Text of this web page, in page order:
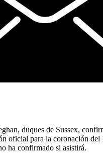
duques de Sussex,
oficial para la coronación del
ha confirmado si asistirá.